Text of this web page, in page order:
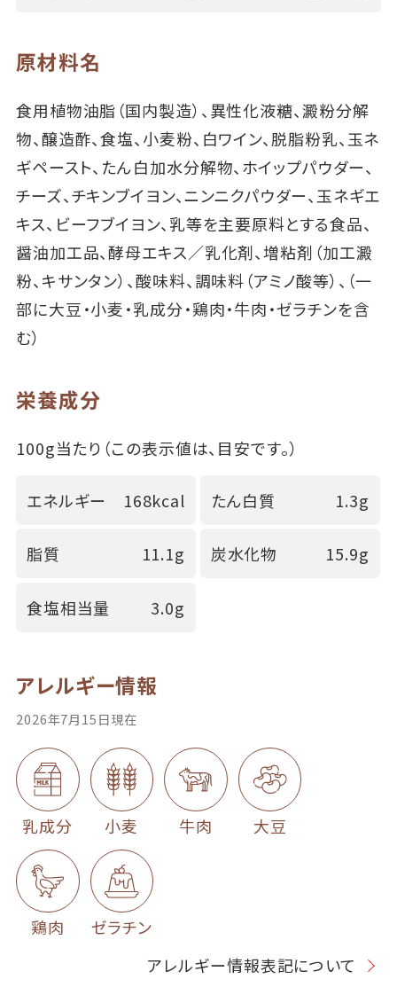
原材料名
食用植物油脂（国内製造）、異性化液糖、澱粉分解
物、醸造酢、食塩、小麦粉、白ワイン、脱脂粉乳、玉ネ
ギペースト、たん白加水分解物、ホイップパウダー、
チーズ、チキンブイヨン、ニンニクパウダー、玉ネギエ
キス、ビーフブイヨン、乳等を主要原料とする食品、
醤油加工品、酵母エキス／乳化剤、増粘剤（加工澱
粉、キサンタン）、酸味料、調味料（アミノ酸等）、（一
部に大豆・小麦・乳成分・鶏肉・牛肉・ゼラチンを含
む）
栄養成分
100g当たり（この表示値は、目安です。）
エネルギー 168kcal たん白質 1.3g
脂質 11.1g 炭水化物 15.9g
食塩相当量 3.0g
アレルギー情報
2026年7月15日現在
乳成分 小麦 牛肉 大豆
鶏肉
ゼラチン
アレルギー情報表記について